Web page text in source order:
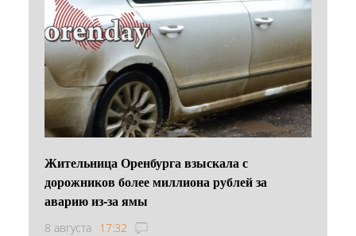
Жительница Оренбурга взыскала с
дорожников более миллиона рублей за
аварию из-за ямы
8 августа 17:32